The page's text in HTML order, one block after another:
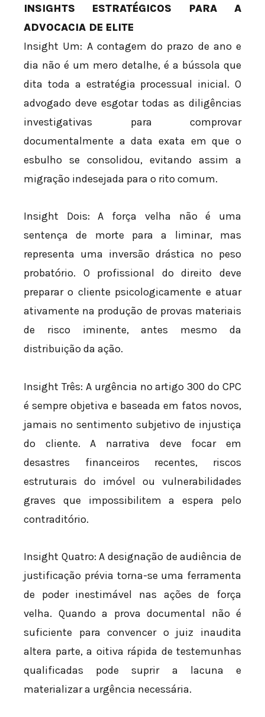
INSIGHTS ESTRATÉGICOS PARA A
ADVOCACIA DE ELITE
Insight Um: A contagem do prazo de ano e
dia não é um mero detalhe, é a bússola que
dita toda a estratégia processual inicial. O
advogado deve esgotar todas as diligências
investigativas para comprovar
documentalmente a data exata em que o
esbulho se consolidou, evitando assim a
migração indesejada para o rito comum.
Insight Dois: A força velha não é uma
sentença de morte para a liminar, mas
representa uma inversão drástica no peso
probatório. O profissional do direito deve
preparar o cliente psicologicamente e atuar
ativamente na produção de provas materiais
de risco iminente, antes mesmo da
distribuição da ação.
Insight Três: A urgência no artigo 300 do CPC
é sempre objetiva e baseada em fatos novos,
jamais no sentimento subjetivo de injustiça
do cliente. A narrativa deve focar em
desastres financeiros recentes, riscos
estruturais do imóvel ou vulnerabilidades
graves que impossibilitem a espera pelo
contraditório.
Insight Quatro: A designação de audiência de
justificação prévia torna-se uma ferramenta
de poder inestimável nas ações de força
velha. Quando a prova documental não é
suficiente para convencer o juiz inaudita
altera parte, a oitiva rápida de testemunhas
qualificadas pode suprir a lacuna e
materializar a urgência necessária.